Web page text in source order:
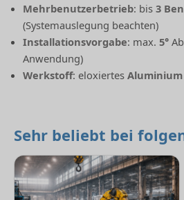
Mehrbenutzerbetrieb: bis3
(Systemauslegung beachten)
Installationsvorgabe: max.5°
Anwendung)
Werkstoff: eloxiertesAluminium
Sehr beliebt bei